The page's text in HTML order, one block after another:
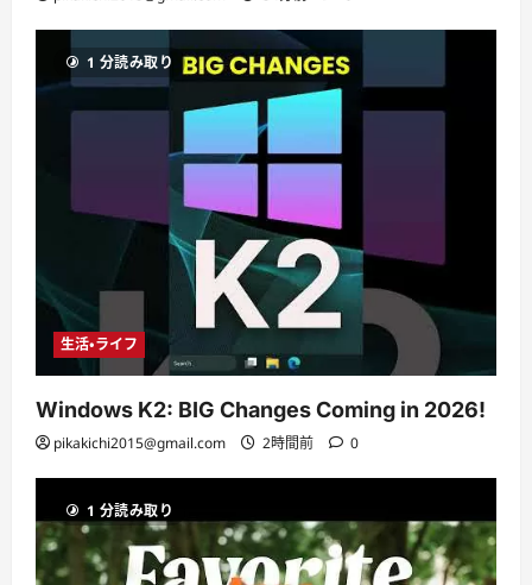
1 分読み取り
生活・ライフ
Windows K2: BIG Changes Coming in 2026!
pikakichi2015@gmail.com 2時間前 0
1 分読み取り